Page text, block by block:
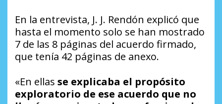
En la entrevista, J. J. Rendón explicó que
hasta el momento solo se han mostrado
7 de las 8 páginas del acuerdo firmado,
que tenía 42 páginas de anexo.
«En ellas se explicaba el propósito
exploratorio de ese acuerdo que no